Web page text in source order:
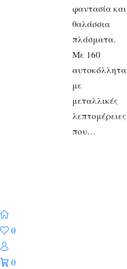
φαντασία και
θαλάσσια
πλάσματα.
Με 160
αυτοκόλλητα
με
μεταλλικές
λεπτομέρειες
που…
0
0